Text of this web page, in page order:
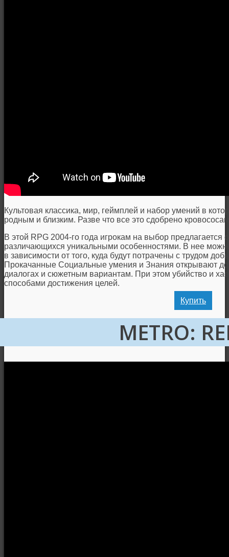
Культовая классика, мир, геймплей и набор умений в
родным и близким. Разве что все это сдобрено
В этой RPG 2004-го года игрокам на выбор предлагается
различающихся уникальными особенностями. В нее можно
в зависимости от того, куда будут потрачены с трудом
Прокачанные Социальные умения и Знания открывают
диалогах и сюжетным вариантам. При этом убийство и
способами достижения целей.
Купить
METRO: